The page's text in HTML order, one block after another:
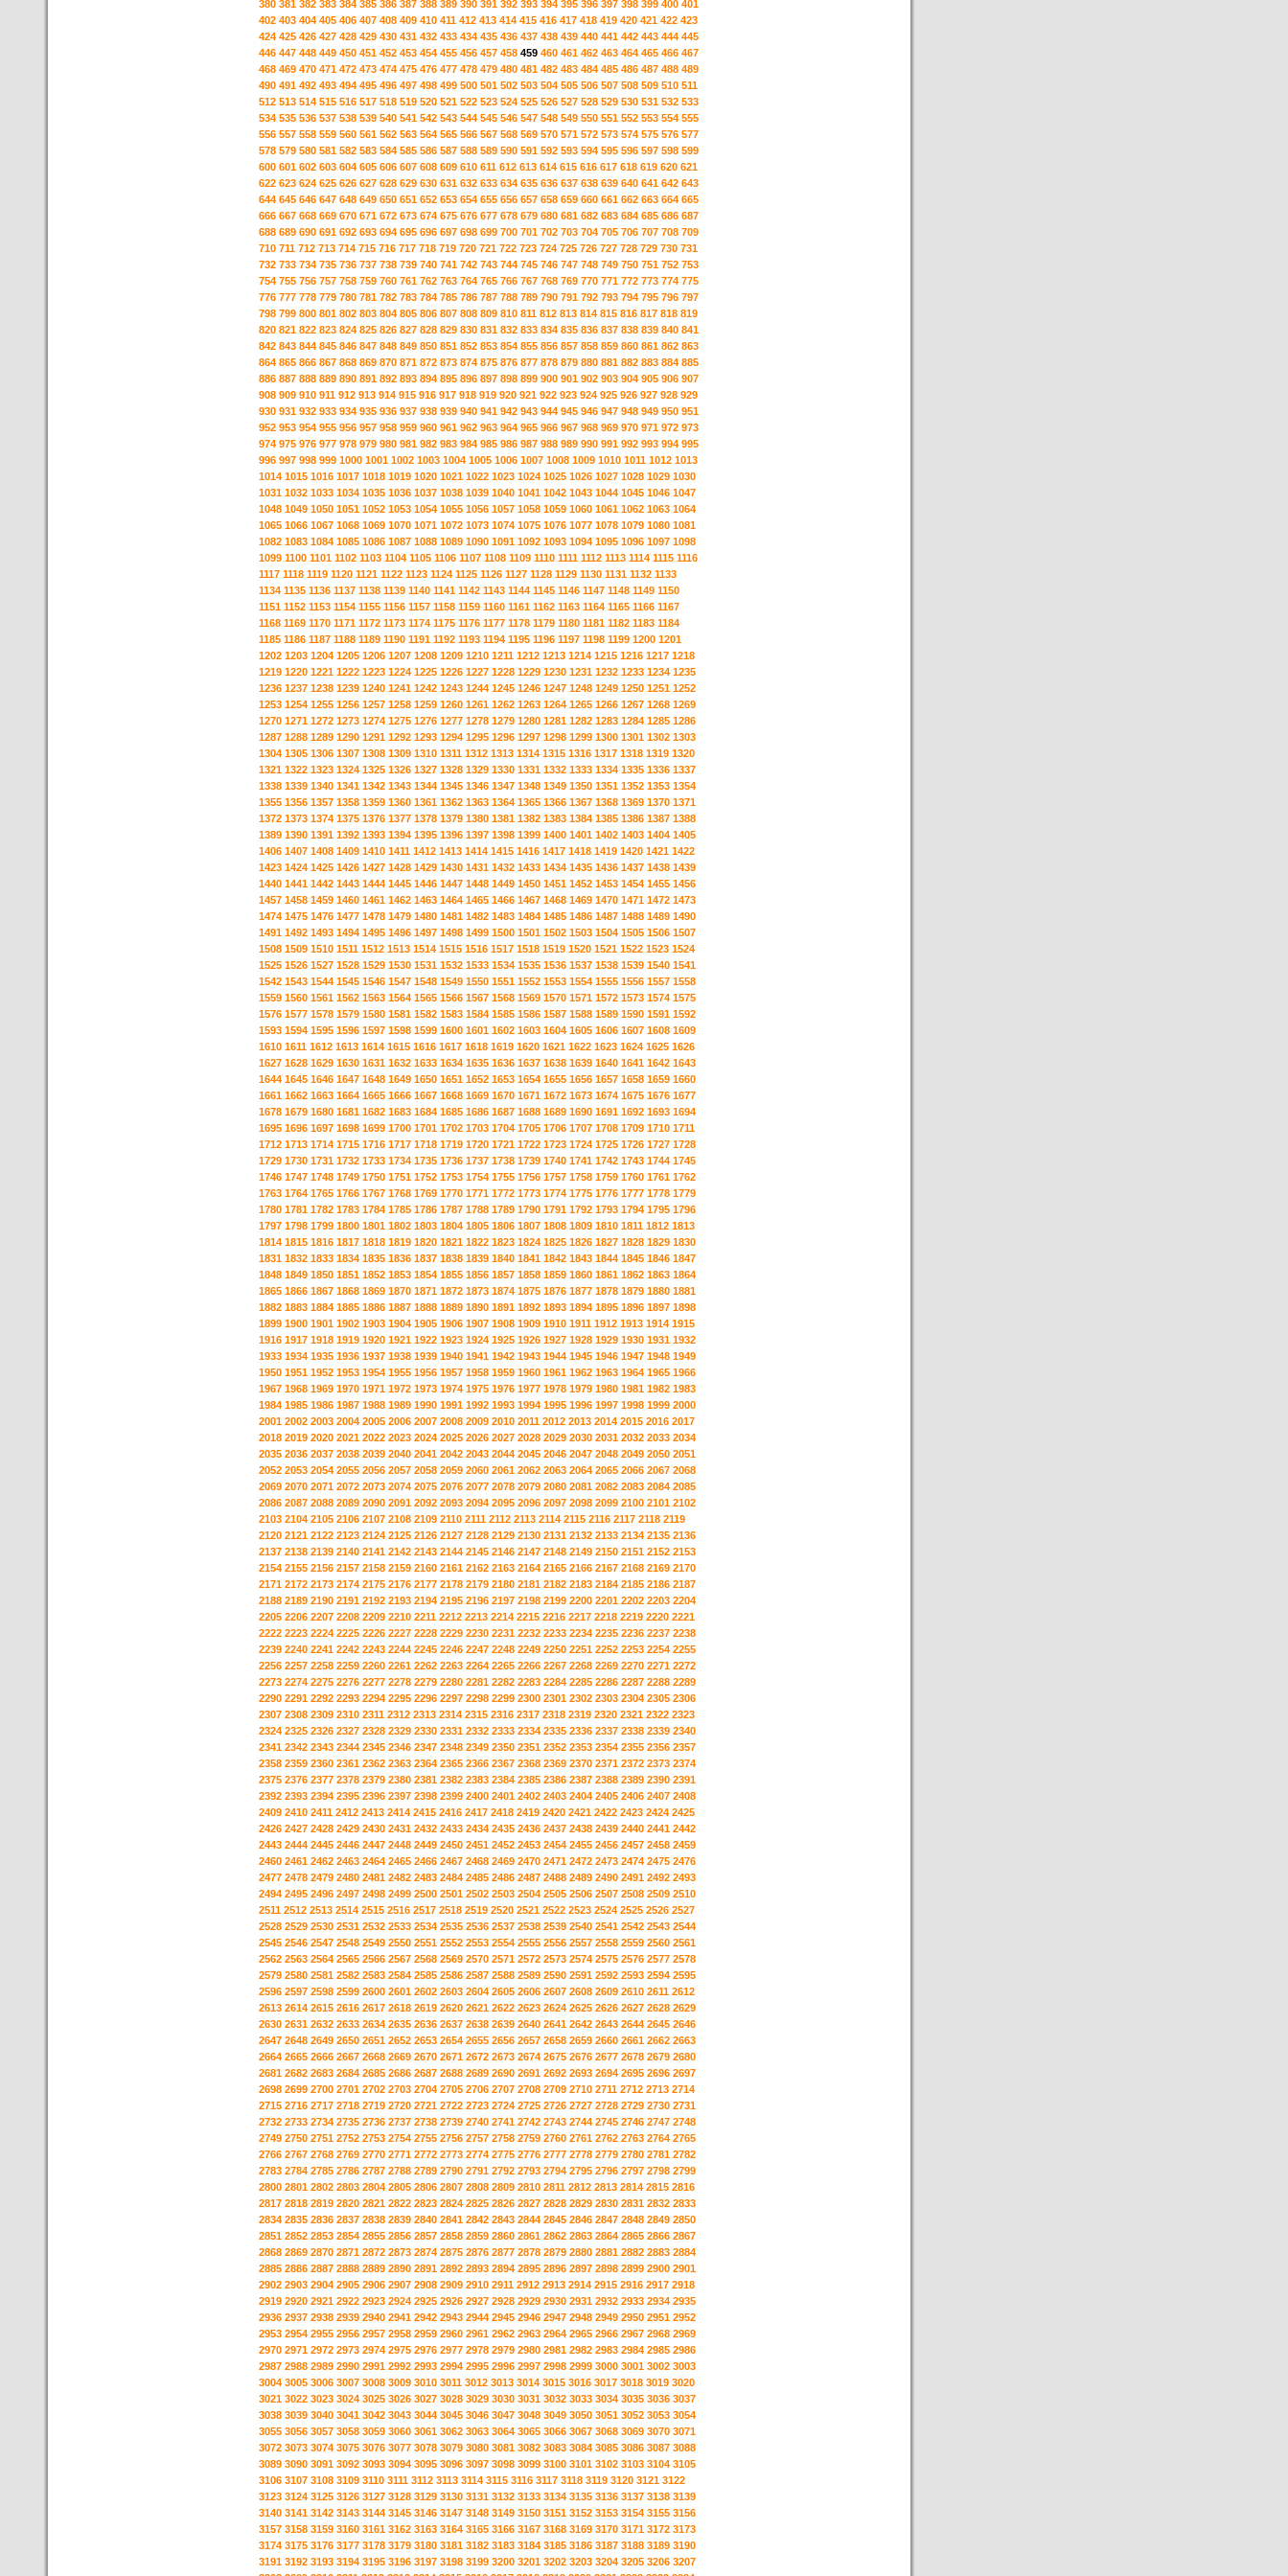
380 381 382 383 384 385 386 387 388 389 390 391 392 393 394 395 396 397 398 399 400 401
402 403 404 405 406 407 408 409 410 411 412 413 414 415 416 417 418 419 420 421 422 423
424 425 426 427 428 429 430 431 432 433 434 435 436 437 438 439 440 441 442 443 444 445
446 447 448 449 450 451 452 453 454 455 456 457 458 459 460 461 462 463 464 465 466 467
468 469 470 471 472 473 474 475 476 477 478 479 480 481 482 483 484 485 486 487 488 489
490 491 492 493 494 495 496 497 498 499 500 501 502 503 504 505 506 507 508 509 510 511
512 513 514 515 516 517 518 519 520 521 522 523 524 525 526 527 528 529 530 531 532 533
534 535 536 537 538 539 540 541 542 543 544 545 546 547 548 549 550 551 552 553 554 555
556 557 558 559 560 561 562 563 564 565 566 567 568 569 570 571 572 573 574 575 576 577
578 579 580 581 582 583 584 585 586 587 588 589 590 591 592 593 594 595 596 597 598 599
600 601 602 603 604 605 606 607 608 609 610 611 612 613 614 615 616 617 618 619 620 621
622 623 624 625 626 627 628 629 630 631 632 633 634 635 636 637 638 639 640 641 642 643
644 645 646 647 648 649 650 651 652 653 654 655 656 657 658 659 660 661 662 663 664 665
666 667 668 669 670 671 672 673 674 675 676 677 678 679 680 681 682 683 684 685 686 687
688 689 690 691 692 693 694 695 696 697 698 699 700 701 702 703 704 705 706 707 708 709
710 711 712 713 714 715 716 717 718 719 720 721 722 723 724 725 726 727 728 729 730 731
732 733 734 735 736 737 738 739 740 741 742 743 744 745 746 747 748 749 750 751 752 753
754 755 756 757 758 759 760 761 762 763 764 765 766 767 768 769 770 771 772 773 774 775
776 777 778 779 780 781 782 783 784 785 786 787 788 789 790 791 792 793 794 795 796 797
798 799 800 801 802 803 804 805 806 807 808 809 810 811 812 813 814 815 816 817 818 819
820 821 822 823 824 825 826 827 828 829 830 831 832 833 834 835 836 837 838 839 840 841
842 843 844 845 846 847 848 849 850 851 852 853 854 855 856 857 858 859 860 861 862 863
864 865 866 867 868 869 870 871 872 873 874 875 876 877 878 879 880 881 882 883 884 885
886 887 888 889 890 891 892 893 894 895 896 897 898 899 900 901 902 903 904 905 906 907
908 909 910 911 912 913 914 915 916 917 918 919 920 921 922 923 924 925 926 927 928 929
930 931 932 933 934 935 936 937 938 939 940 941 942 943 944 945 946 947 948 949 950 951
952 953 954 955 956 957 958 959 960 961 962 963 964 965 966 967 968 969 970 971 972 973
974 975 976 977 978 979 980 981 982 983 984 985 986 987 988 989 990 991 992 993 994 995
996 997 998 999 1000 1001 1002 1003 1004 1005 1006 1007 1008 1009 1010 1011 1012 1013
1014 1015 1016 1017 1018 1019 1020 1021 1022 1023 1024 1025 1026 1027 1028 1029 1030
1031 1032 1033 1034 1035 1036 1037 1038 1039 1040 1041 1042 1043 1044 1045 1046 1047
1048 1049 1050 1051 1052 1053 1054 1055 1056 1057 1058 1059 1060 1061 1062 1063 1064
1065 1066 1067 1068 1069 1070 1071 1072 1073 1074 1075 1076 1077 1078 1079 1080 1081
1082 1083 1084 1085 1086 1087 1088 1089 1090 1091 1092 1093 1094 1095 1096 1097 1098
1099 1100 1101 1102 1103 1104 1105 1106 1107 1108 1109 1110 1111 1112 1113 1114 1115 1116
1117 1118 1119 1120 1121 1122 1123 1124 1125 1126 1127 1128 1129 1130 1131 1132 1133
1134 1135 1136 1137 1138 1139 1140 1141 1142 1143 1144 1145 1146 1147 1148 1149 1150
1151 1152 1153 1154 1155 1156 1157 1158 1159 1160 1161 1162 1163 1164 1165 1166 1167
1168 1169 1170 1171 1172 1173 1174 1175 1176 1177 1178 1179 1180 1181 1182 1183 1184
1185 1186 1187 1188 1189 1190 1191 1192 1193 1194 1195 1196 1197 1198 1199 1200 1201
1202 1203 1204 1205 1206 1207 1208 1209 1210 1211 1212 1213 1214 1215 1216 1217 1218
1219 1220 1221 1222 1223 1224 1225 1226 1227 1228 1229 1230 1231 1232 1233 1234 1235
1236 1237 1238 1239 1240 1241 1242 1243 1244 1245 1246 1247 1248 1249 1250 1251 1252
1253 1254 1255 1256 1257 1258 1259 1260 1261 1262 1263 1264 1265 1266 1267 1268 1269
1270 1271 1272 1273 1274 1275 1276 1277 1278 1279 1280 1281 1282 1283 1284 1285 1286
1287 1288 1289 1290 1291 1292 1293 1294 1295 1296 1297 1298 1299 1300 1301 1302 1303
1304 1305 1306 1307 1308 1309 1310 1311 1312 1313 1314 1315 1316 1317 1318 1319 1320
1321 1322 1323 1324 1325 1326 1327 1328 1329 1330 1331 1332 1333 1334 1335 1336 1337
1338 1339 1340 1341 1342 1343 1344 1345 1346 1347 1348 1349 1350 1351 1352 1353 1354
1355 1356 1357 1358 1359 1360 1361 1362 1363 1364 1365 1366 1367 1368 1369 1370 1371
1372 1373 1374 1375 1376 1377 1378 1379 1380 1381 1382 1383 1384 1385 1386 1387 1388
1389 1390 1391 1392 1393 1394 1395 1396 1397 1398 1399 1400 1401 1402 1403 1404 1405
1406 1407 1408 1409 1410 1411 1412 1413 1414 1415 1416 1417 1418 1419 1420 1421 1422
1423 1424 1425 1426 1427 1428 1429 1430 1431 1432 1433 1434 1435 1436 1437 1438 1439
1440 1441 1442 1443 1444 1445 1446 1447 1448 1449 1450 1451 1452 1453 1454 1455 1456
1457 1458 1459 1460 1461 1462 1463 1464 1465 1466 1467 1468 1469 1470 1471 1472 1473
1474 1475 1476 1477 1478 1479 1480 1481 1482 1483 1484 1485 1486 1487 1488 1489 1490
1491 1492 1493 1494 1495 1496 1497 1498 1499 1500 1501 1502 1503 1504 1505 1506 1507
1508 1509 1510 1511 1512 1513 1514 1515 1516 1517 1518 1519 1520 1521 1522 1523 1524
1525 1526 1527 1528 1529 1530 1531 1532 1533 1534 1535 1536 1537 1538 1539 1540 1541
1542 1543 1544 1545 1546 1547 1548 1549 1550 1551 1552 1553 1554 1555 1556 1557 1558
1559 1560 1561 1562 1563 1564 1565 1566 1567 1568 1569 1570 1571 1572 1573 1574 1575
1576 1577 1578 1579 1580 1581 1582 1583 1584 1585 1586 1587 1588 1589 1590 1591 1592
1593 1594 1595 1596 1597 1598 1599 1600 1601 1602 1603 1604 1605 1606 1607 1608 1609
1610 1611 1612 1613 1614 1615 1616 1617 1618 1619 1620 1621 1622 1623 1624 1625 1626
1627 1628 1629 1630 1631 1632 1633 1634 1635 1636 1637 1638 1639 1640 1641 1642 1643
1644 1645 1646 1647 1648 1649 1650 1651 1652 1653 1654 1655 1656 1657 1658 1659 1660
1661 1662 1663 1664 1665 1666 1667 1668 1669 1670 1671 1672 1673 1674 1675 1676 1677
1678 1679 1680 1681 1682 1683 1684 1685 1686 1687 1688 1689 1690 1691 1692 1693 1694
1695 1696 1697 1698 1699 1700 1701 1702 1703 1704 1705 1706 1707 1708 1709 1710 1711
1712 1713 1714 1715 1716 1717 1718 1719 1720 1721 1722 1723 1724 1725 1726 1727 1728
1729 1730 1731 1732 1733 1734 1735 1736 1737 1738 1739 1740 1741 1742 1743 1744 1745
1746 1747 1748 1749 1750 1751 1752 1753 1754 1755 1756 1757 1758 1759 1760 1761 1762
1763 1764 1765 1766 1767 1768 1769 1770 1771 1772 1773 1774 1775 1776 1777 1778 1779
1780 1781 1782 1783 1784 1785 1786 1787 1788 1789 1790 1791 1792 1793 1794 1795 1796
1797 1798 1799 1800 1801 1802 1803 1804 1805 1806 1807 1808 1809 1810 1811 1812 1813
1814 1815 1816 1817 1818 1819 1820 1821 1822 1823 1824 1825 1826 1827 1828 1829 1830
1831 1832 1833 1834 1835 1836 1837 1838 1839 1840 1841 1842 1843 1844 1845 1846 1847
1848 1849 1850 1851 1852 1853 1854 1855 1856 1857 1858 1859 1860 1861 1862 1863 1864
1865 1866 1867 1868 1869 1870 1871 1872 1873 1874 1875 1876 1877 1878 1879 1880 1881
1882 1883 1884 1885 1886 1887 1888 1889 1890 1891 1892 1893 1894 1895 1896 1897 1898
1899 1900 1901 1902 1903 1904 1905 1906 1907 1908 1909 1910 1911 1912 1913 1914 1915
1916 1917 1918 1919 1920 1921 1922 1923 1924 1925 1926 1927 1928 1929 1930 1931 1932
1933 1934 1935 1936 1937 1938 1939 1940 1941 1942 1943 1944 1945 1946 1947 1948 1949
1950 1951 1952 1953 1954 1955 1956 1957 1958 1959 1960 1961 1962 1963 1964 1965 1966
1967 1968 1969 1970 1971 1972 1973 1974 1975 1976 1977 1978 1979 1980 1981 1982 1983
1984 1985 1986 1987 1988 1989 1990 1991 1992 1993 1994 1995 1996 1997 1998 1999 2000
2001 2002 2003 2004 2005 2006 2007 2008 2009 2010 2011 2012 2013 2014 2015 2016 2017
2018 2019 2020 2021 2022 2023 2024 2025 2026 2027 2028 2029 2030 2031 2032 2033 2034
2035 2036 2037 2038 2039 2040 2041 2042 2043 2044 2045 2046 2047 2048 2049 2050 2051
2052 2053 2054 2055 2056 2057 2058 2059 2060 2061 2062 2063 2064 2065 2066 2067 2068
2069 2070 2071 2072 2073 2074 2075 2076 2077 2078 2079 2080 2081 2082 2083 2084 2085
2086 2087 2088 2089 2090 2091 2092 2093 2094 2095 2096 2097 2098 2099 2100 2101 2102
2103 2104 2105 2106 2107 2108 2109 2110 2111 2112 2113 2114 2115 2116 2117 2118 2119
2120 2121 2122 2123 2124 2125 2126 2127 2128 2129 2130 2131 2132 2133 2134 2135 2136
2137 2138 2139 2140 2141 2142 2143 2144 2145 2146 2147 2148 2149 2150 2151 2152 2153
2154 2155 2156 2157 2158 2159 2160 2161 2162 2163 2164 2165 2166 2167 2168 2169 2170
2171 2172 2173 2174 2175 2176 2177 2178 2179 2180 2181 2182 2183 2184 2185 2186 2187
2188 2189 2190 2191 2192 2193 2194 2195 2196 2197 2198 2199 2200 2201 2202 2203 2204
2205 2206 2207 2208 2209 2210 2211 2212 2213 2214 2215 2216 2217 2218 2219 2220 2221
2222 2223 2224 2225 2226 2227 2228 2229 2230 2231 2232 2233 2234 2235 2236 2237 2238
2239 2240 2241 2242 2243 2244 2245 2246 2247 2248 2249 2250 2251 2252 2253 2254 2255
2256 2257 2258 2259 2260 2261 2262 2263 2264 2265 2266 2267 2268 2269 2270 2271 2272
2273 2274 2275 2276 2277 2278 2279 2280 2281 2282 2283 2284 2285 2286 2287 2288 2289
2290 2291 2292 2293 2294 2295 2296 2297 2298 2299 2300 2301 2302 2303 2304 2305 2306
2307 2308 2309 2310 2311 2312 2313 2314 2315 2316 2317 2318 2319 2320 2321 2322 2323
2324 2325 2326 2327 2328 2329 2330 2331 2332 2333 2334 2335 2336 2337 2338 2339 2340
2341 2342 2343 2344 2345 2346 2347 2348 2349 2350 2351 2352 2353 2354 2355 2356 2357
2358 2359 2360 2361 2362 2363 2364 2365 2366 2367 2368 2369 2370 2371 2372 2373 2374
2375 2376 2377 2378 2379 2380 2381 2382 2383 2384 2385 2386 2387 2388 2389 2390 2391
2392 2393 2394 2395 2396 2397 2398 2399 2400 2401 2402 2403 2404 2405 2406 2407 2408
2409 2410 2411 2412 2413 2414 2415 2416 2417 2418 2419 2420 2421 2422 2423 2424 2425
2426 2427 2428 2429 2430 2431 2432 2433 2434 2435 2436 2437 2438 2439 2440 2441 2442
2443 2444 2445 2446 2447 2448 2449 2450 2451 2452 2453 2454 2455 2456 2457 2458 2459
2460 2461 2462 2463 2464 2465 2466 2467 2468 2469 2470 2471 2472 2473 2474 2475 2476
2477 2478 2479 2480 2481 2482 2483 2484 2485 2486 2487 2488 2489 2490 2491 2492 2493
2494 2495 2496 2497 2498 2499 2500 2501 2502 2503 2504 2505 2506 2507 2508 2509 2510
2511 2512 2513 2514 2515 2516 2517 2518 2519 2520 2521 2522 2523 2524 2525 2526 2527
2528 2529 2530 2531 2532 2533 2534 2535 2536 2537 2538 2539 2540 2541 2542 2543 2544
2545 2546 2547 2548 2549 2550 2551 2552 2553 2554 2555 2556 2557 2558 2559 2560 2561
2562 2563 2564 2565 2566 2567 2568 2569 2570 2571 2572 2573 2574 2575 2576 2577 2578
2579 2580 2581 2582 2583 2584 2585 2586 2587 2588 2589 2590 2591 2592 2593 2594 2595
2596 2597 2598 2599 2600 2601 2602 2603 2604 2605 2606 2607 2608 2609 2610 2611 2612
2613 2614 2615 2616 2617 2618 2619 2620 2621 2622 2623 2624 2625 2626 2627 2628 2629
2630 2631 2632 2633 2634 2635 2636 2637 2638 2639 2640 2641 2642 2643 2644 2645 2646
2647 2648 2649 2650 2651 2652 2653 2654 2655 2656 2657 2658 2659 2660 2661 2662 2663
2664 2665 2666 2667 2668 2669 2670 2671 2672 2673 2674 2675 2676 2677 2678 2679 2680
2681 2682 2683 2684 2685 2686 2687 2688 2689 2690 2691 2692 2693 2694 2695 2696 2697
2698 2699 2700 2701 2702 2703 2704 2705 2706 2707 2708 2709 2710 2711 2712 2713 2714
2715 2716 2717 2718 2719 2720 2721 2722 2723 2724 2725 2726 2727 2728 2729 2730 2731
2732 2733 2734 2735 2736 2737 2738 2739 2740 2741 2742 2743 2744 2745 2746 2747 2748
2749 2750 2751 2752 2753 2754 2755 2756 2757 2758 2759 2760 2761 2762 2763 2764 2765
2766 2767 2768 2769 2770 2771 2772 2773 2774 2775 2776 2777 2778 2779 2780 2781 2782
2783 2784 2785 2786 2787 2788 2789 2790 2791 2792 2793 2794 2795 2796 2797 2798 2799
2800 2801 2802 2803 2804 2805 2806 2807 2808 2809 2810 2811 2812 2813 2814 2815 2816
2817 2818 2819 2820 2821 2822 2823 2824 2825 2826 2827 2828 2829 2830 2831 2832 2833
2834 2835 2836 2837 2838 2839 2840 2841 2842 2843 2844 2845 2846 2847 2848 2849 2850
2851 2852 2853 2854 2855 2856 2857 2858 2859 2860 2861 2862 2863 2864 2865 2866 2867
2868 2869 2870 2871 2872 2873 2874 2875 2876 2877 2878 2879 2880 2881 2882 2883 2884
2885 2886 2887 2888 2889 2890 2891 2892 2893 2894 2895 2896 2897 2898 2899 2900 2901
2902 2903 2904 2905 2906 2907 2908 2909 2910 2911 2912 2913 2914 2915 2916 2917 2918
2919 2920 2921 2922 2923 2924 2925 2926 2927 2928 2929 2930 2931 2932 2933 2934 2935
2936 2937 2938 2939 2940 2941 2942 2943 2944 2945 2946 2947 2948 2949 2950 2951 2952
2953 2954 2955 2956 2957 2958 2959 2960 2961 2962 2963 2964 2965 2966 2967 2968 2969
2970 2971 2972 2973 2974 2975 2976 2977 2978 2979 2980 2981 2982 2983 2984 2985 2986
2987 2988 2989 2990 2991 2992 2993 2994 2995 2996 2997 2998 2999 3000 3001 3002 3003
3004 3005 3006 3007 3008 3009 3010 3011 3012 3013 3014 3015 3016 3017 3018 3019 3020
3021 3022 3023 3024 3025 3026 3027 3028 3029 3030 3031 3032 3033 3034 3035 3036 3037
3038 3039 3040 3041 3042 3043 3044 3045 3046 3047 3048 3049 3050 3051 3052 3053 3054
3055 3056 3057 3058 3059 3060 3061 3062 3063 3064 3065 3066 3067 3068 3069 3070 3071
3072 3073 3074 3075 3076 3077 3078 3079 3080 3081 3082 3083 3084 3085 3086 3087 3088
3089 3090 3091 3092 3093 3094 3095 3096 3097 3098 3099 3100 3101 3102 3103 3104 3105
3106 3107 3108 3109 3110 3111 3112 3113 3114 3115 3116 3117 3118 3119 3120 3121 3122
3123 3124 3125 3126 3127 3128 3129 3130 3131 3132 3133 3134 3135 3136 3137 3138 3139
3140 3141 3142 3143 3144 3145 3146 3147 3148 3149 3150 3151 3152 3153 3154 3155 3156
3157 3158 3159 3160 3161 3162 3163 3164 3165 3166 3167 3168 3169 3170 3171 3172 3173
3174 3175 3176 3177 3178 3179 3180 3181 3182 3183 3184 3185 3186 3187 3188 3189 3190
3191 3192 3193 3194 3195 3196 3197 3198 3199 3200 3201 3202 3203 3204 3205 3206 3207